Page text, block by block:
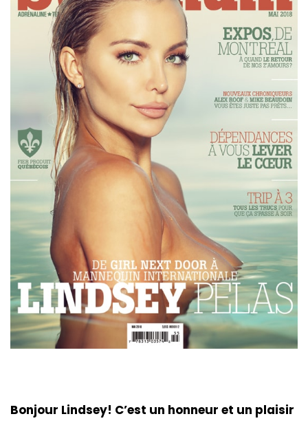
Bonjour Lindsey! C’est un honneur et un plaisir